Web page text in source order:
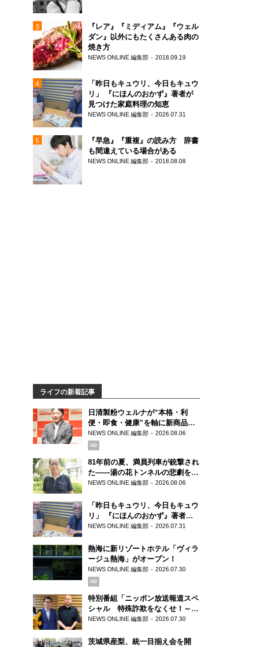
『レア』『ミディアム』『ウェル
ダン』以外にもたくさんある肉の
焼き方
NEWS ONLINE 編集部 2018.09.19
「昨日もキュウリ、今日もキュウ
リ」 『にほんのおかず』著者が
見つけた家庭料理の知恵
NEWS ONLINE 編集部 2026.07.31
『早急』『重複』の読み方 辞書
も間違えている場合がある
NEWS ONLINE 編集部 2018.08.08
ライフの新着記事
日清製粉ウェルナが“本格・利
便・即食・健康”を軸に新商品を
展開 「マ・マー」「青の洞窟」
ブランドを強化
NEWS ONLINE 編集部 2026.08.06
AD
81年前の夏、満員列車が銃撃され
た――湯の花トンネルの悲劇を語
り継ぐ男性
NEWS ONLINE 編集部 2026.08.06
「昨日もキュウリ、今日もキュウ
リ」 『にほんのおかず』著者が
見つけた家庭料理の知恵
NEWS ONLINE 編集部 2026.07.31
熱海に新リゾートホテル「ヴィラ
ージュ熱海」がオープン！
NEWS ONLINE 編集部 2026.07.30
AD
特別番組「ニッポン放送報道スペ
シャル 特殊詐欺をなくせ！～被
害者・加害者・警視庁が語るトク
NEWS ONLINE 編集部 2026.07.30
茨城県産梨、統一目揃え会を開